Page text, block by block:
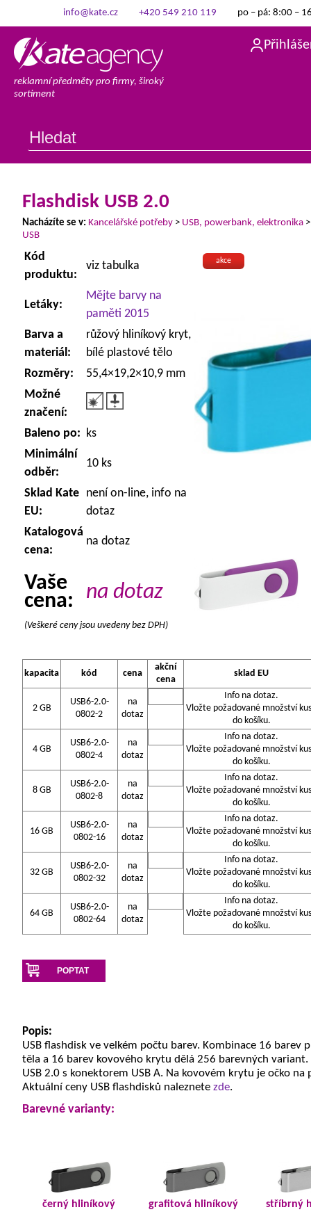
info@kate.cz +420 549 210 119 po – pá: 8:00 –
reklamní předměty pro firmy, široký
sortiment
Flashdisk USB 2.0
Nacházíte se v: Kancelářské potřeby > USB, powerbank, elektronika
USB
akce
Kód
produktu:
viz tabulka
Letáky:
Mějte barvy na
paměti 2015
Barva a
materiál:
růžový hliníkový kryt,
bílé plastové tělo
Rozměry:
55,4×19,2×10,9 mm
Možné
značení:
Baleno po: ks
Minimální
odběr:
10 ks
Sklad Kate
EU:
není on-line, info na
dotaz
Katalogová
cena:
na dotaz
Vaše
cena:
na dotaz
(Veškeré ceny jsou uvedeny bez DPH)
kapacita kód cena
akční
cena
sklad EU
2 GB
USB6-2.0-
0802-2
na
dotaz
Info na dotaz.
Vložte požadované množství
do košíku.
4 GB
USB6-2.0-
0802-4
na
dotaz
Info na dotaz.
Vložte požadované množství
do košíku.
8 GB
USB6-2.0-
0802-8
na
dotaz
Info na dotaz.
Vložte požadované množství
do košíku.
16 GB
USB6-2.0-
0802-16
na
dotaz
Info na dotaz.
Vložte požadované množství
do košíku.
32 GB
USB6-2.0-
0802-32
na
dotaz
Info na dotaz.
Vložte požadované množství
do košíku.
64 GB
USB6-2.0-
0802-64
na
dotaz
Info na dotaz.
Vložte požadované množství
do košíku.
POPTAT
Popis:
USB flashdisk ve velkém počtu barev. Kombinace 16 barev
těla a 16 barev kovového krytu dělá 256 barevných variant.
USB 2.0 s konektorem USB A. Na kovovém krytu je očko na
Aktuální ceny USB flashdisků naleznete zde.
Barevné varianty:
černý hliníkový
grafitová hliníkový
stříbrný